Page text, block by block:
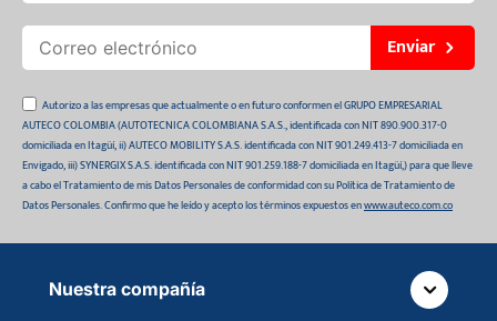
Enviar
Autorizo a las empresas que actualmente o en futuro conformen el GRUPO EMPRESARIAL
AUTECO COLOMBIA (AUTOTECNICA COLOMBIANA S.A.S., identificada con NIT 890.900.317-0
domiciliada en Itagüí, ii) AUTECO MOBILITY S.A.S. identificada con NIT 901.249.413-7 domiciliada en
Envigado, iii) SYNERGIX S.A.S. identificada con NIT 901.259.188-7 domiciliada en Itagüí,) para que lleve
a cabo el Tratamiento de mis Datos Personales de conformidad con su Política de Tratamiento de
Datos Personales. Confirmo que he leído y acepto los términos expuestos enwww.auteco.com.co
Nuestra compañía